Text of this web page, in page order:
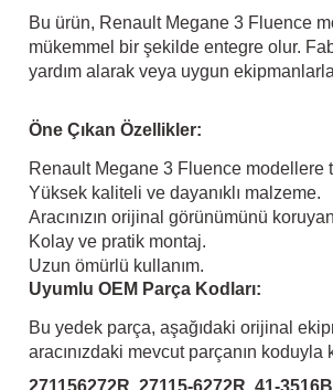
Bu ürün, Renault Megane 3 Fluence
mükemmel bir şekilde entegre olur.
yardım alarak veya uygun
Öne Çıkan Özellikler:
Renault Megane 3 Fluence modellere
Yüksek kaliteli ve dayanıklı malzeme.
Aracınızın orijinal görünümünü
Kolay ve pratik montaj.
Uzun ömürlü kullanım.
Uyumlu OEM Parça Kodları:
Bu yedek parça, aşağıdaki orijinal
aracınızdaki mevcut parçanın koduyla
271156272R, 27115-6272R, 41-3516B